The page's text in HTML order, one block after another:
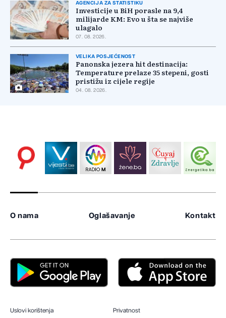
AGENCIJA ZA STATISTIKU
Investicije u BiH porasle na 9,4
milijarde KM: Evo u šta se najviše
ulagalo
07. 08. 2026.
VELIKA POSJEĆENOST
Panonska jezera hit destinacija:
Temperature prelaze 35 stepeni, gosti
pristižu iz cijele regije
04. 08. 2026.
O nama Oglašavanje Kontakt
Uslovi korištenja Privatnost